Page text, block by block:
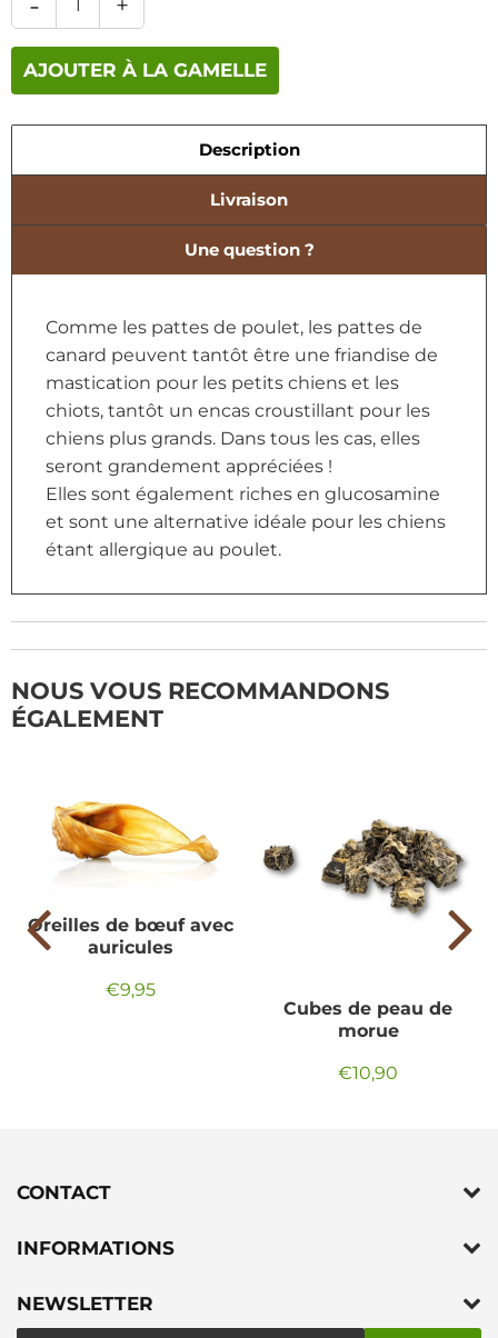
AJOUTER À LA GAMELLE
Description
Livraison
Une question ?
Comme les pattes de poulet, les pattes de
canard peuvent tantôt être une friandise de
mastication pour les petits chiens et les
chiots, tantôt un encas croustillant pour les
chiens plus grands. Dans tous les cas, elles
seront grandement appréciées !
Elles sont également riches en glucosamine
et sont une alternative idéale pour les chiens
étant allergique au poulet.
NOUS VOUS RECOMMANDONS
ÉGALEMENT
Oreilles de bœuf avec
auricules
Prix
€9,95€9,95
Cubes de peau de
morue
Prix
€10,90
CONTACT
INFORMATIONS
NEWSLETTER